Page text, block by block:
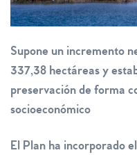
Supone un incremento
337,38 hectáreas y
preservación de forma
socioeconómico
El Plan ha incorporado